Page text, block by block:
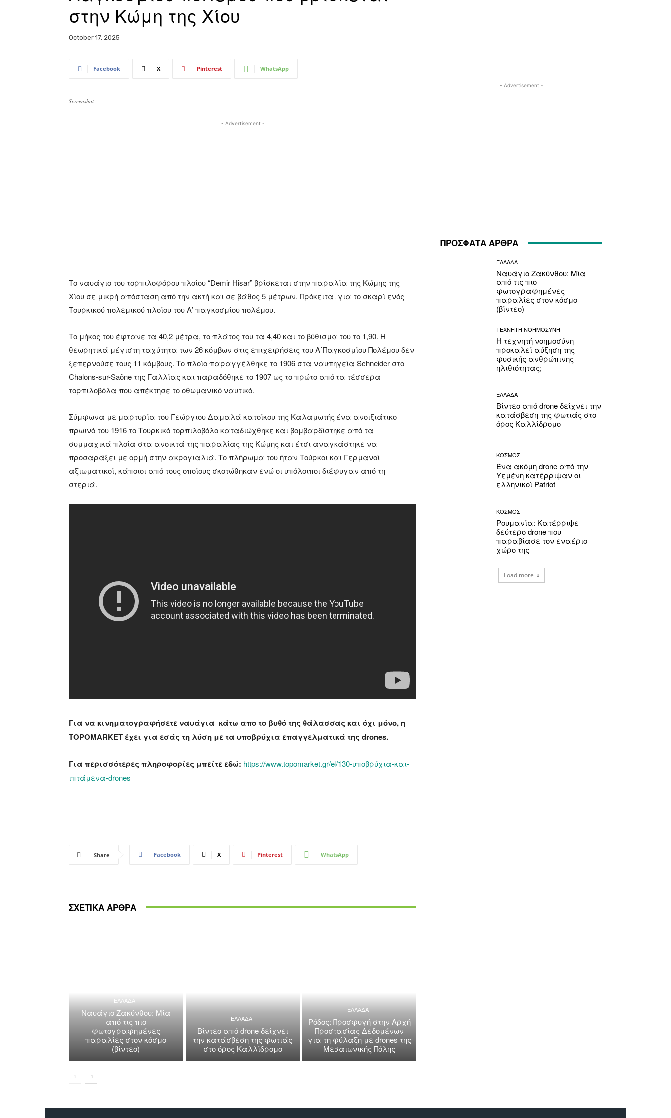
στην Κώμη της Χίου
October 17, 2025
Facebook X Pinterest WhatsApp
Screenshot
- Advertisement -
Το ναυάγιο του τορπιλοφόρου πλοίου “Demir Hisar” βρίσκεται στην παραλία της Κώμης της
Χίου σε μικρή απόσταση από την ακτή και σε βάθος 5 μέτρων. Πρόκειται για το σκαρί ενός
Τουρκικού πολεμικού πλοίου του Α’ παγκοσμίου πολέμου.
Το μήκος του έφτανε τα 40,2 μέτρα, το πλάτος του τα 4,40 και το βύθισμα του το 1,90. Η
θεωρητικά μέγιστη ταχύτητα των 26 κόμβων στις επιχειρήσεις του Α΄Παγκοσμίου Πολέμου δεν
ξεπερνούσε τους 11 κόμβους. Το πλοίο παραγγέλθηκε το 1906 στα ναυπηγεία Schneider στο
Chalons-sur-Saône της Γαλλίας και παραδόθηκε το 1907 ως το πρώτο από τα τέσσερα
τορπιλοβόλα που απέκτησε το οθωμανικό ναυτικό.
Σύμφωνα με μαρτυρία του Γεώργιου Δαμαλά κατοίκου της Καλαμωτής ένα ανοιξιάτικο
πρωινό του 1916 το Τουρκικό τορπιλοβόλο καταδιώχθηκε και βομβαρδίστηκε από τα
συμμαχικά πλοία στα ανοικτά της παραλίας της Κώμης και έτσι αναγκάστηκε να
προσαράξει με ορμή στην ακρογιαλιά. Το πλήρωμα του ήταν Τούρκοι και Γερμανοί
αξιωματικοί, κάποιοι από τους οποίους σκοτώθηκαν ενώ οι υπόλοιποι διέφυγαν από τη
στεριά.
Για να κινηματογραφήσετε ναυάγια κάτω απο το βυθό της θάλασσας και όχι μόνο, η
TOPOMARKET έχει για εσάς τη λύση με τα υποβρύχια επαγγελματικά της drones.
Για περισσότερες πληροφορίες μπείτε εδώ: https://www.topomarket.gr/el/130-υποβρύχια-και-
ιπτάμενα-drones
Share Facebook X Pinterest WhatsApp
ΣΧΕΤΙΚΑ ΑΡΘΡΑ
ΕΛΛΑΔΑ
Ναυάγιο Ζακύνθου: Μία
από τις πιο
φωτογραφημένες
παραλίες στον κόσμο
(βίντεο)
ΕΛΛΑΔΑ
Βίντεο από drone δείχνει
την κατάσβεση της φωτιάς
στο όρος Καλλίδρομο
ΕΛΛΑΔΑ
Ρόδος: Προσφυγή στην Αρχή
Προστασίας Δεδομένων
για τη φύλαξη με drones της
Μεσαιωνικής Πόλης
- Advertisement -
ΠΡΟΣΦΑΤΑ ΑΡΘΡΑ
ΕΛΛΑΔΑ
Ναυάγιο Ζακύνθου: Μία
από τις πιο
φωτογραφημένες
παραλίες στον κόσμο
(βίντεο)
ΤΕΧΝΗΤΗ ΝΟΗΜΟΣΥΝΗ
Η τεχνητή νοημοσύνη
προκαλεί αύξηση της
φυσικής ανθρώπινης
ηλιθιότητας;
ΕΛΛΑΔΑ
Βίντεο από drone δείχνει την
κατάσβεση της φωτιάς στο
όρος Καλλίδρομο
ΚΟΣΜΟΣ
Ένα ακόμη drone από την
Υεμένη κατέρριψαν οι
ελληνικοί Patriot
ΚΟΣΜΟΣ
Ρουμανία: Κατέρριψε
δεύτερο drone που
παραβίασε τον εναέριο
χώρο της
Load more